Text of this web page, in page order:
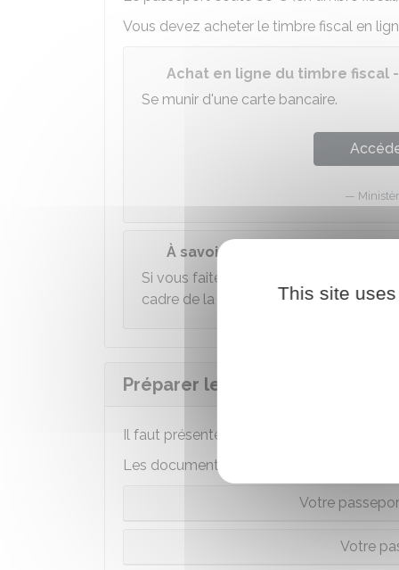
Vous devez acheter le timbre fiscal en
Achat en ligne du timbre fiscal
Se munir d'une carte bancaire.
À savoir
Si vous faites la
cadre de la pré-demande (en payant
Préparer les documents à
Il faut présenter les
Les documents à fournir dépendent de
Votre
Votre
This site